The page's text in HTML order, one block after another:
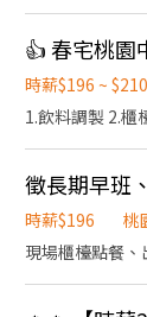
👍 春宅桃園
時薪$196 ~ $210
1.飲料調製 2.櫃
徵長期早班
時薪$196
桃